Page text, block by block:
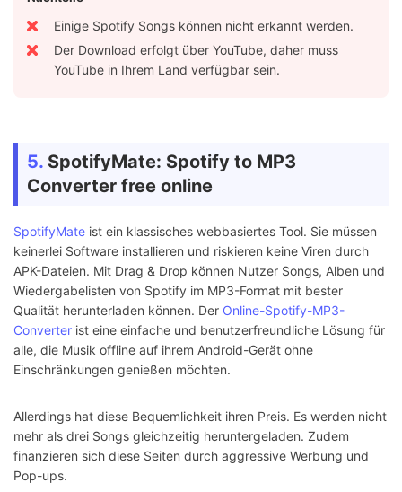
Einige Spotify Songs können nicht erkannt werden.
Der Download erfolgt über YouTube, daher muss
YouTube in Ihrem Land verfügbar sein.
5. SpotifyMate: Spotify to MP3
Converter free online
SpotifyMate ist ein klassisches webbasiertes Tool. Sie müssen
keinerlei Software installieren und riskieren keine Viren durch
APK-Dateien. Mit Drag & Drop können Nutzer Songs, Alben und
Wiedergabelisten von Spotify im MP3-Format mit bester
Qualität herunterladen können. Der Online-Spotify-MP3-
Converter ist eine einfache und benutzerfreundliche Lösung für
alle, die Musik offline auf ihrem Android-Gerät ohne
Einschränkungen genießen möchten.
Allerdings hat diese Bequemlichkeit ihren Preis. Es werden nicht
mehr als drei Songs gleichzeitig heruntergeladen. Zudem
finanzieren sich diese Seiten durch aggressive Werbung und
Pop-ups.